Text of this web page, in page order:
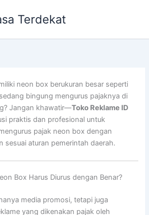
Terdekat
neon box berukuran besar seperti
bingung mengurus pajaknya di
Jangan khawatir—Toko Reklame ID
praktis dan profesional untuk
pajak neon box dengan
sesuai aturan pemerintah daerah.
Box Harus Diurus dengan Benar?
media promosi, tetapi juga
yang dikenakan pajak oleh